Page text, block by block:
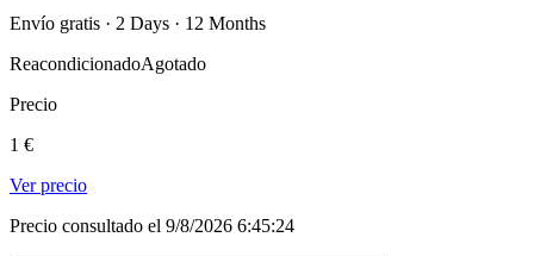
Envío gratis · 2 Days · 12 Months
ReacondicionadoAgotado
Precio
1 €
Ver precio
Precio consultado el 9/8/2026 6:45:24